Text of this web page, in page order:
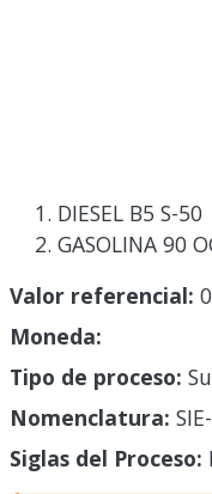
DIESEL B5 S-50
GASOLINA 90
Valor referencial: 0
Moneda:
Tipo de proceso:
Nomenclatura:
Siglas del Proceso: